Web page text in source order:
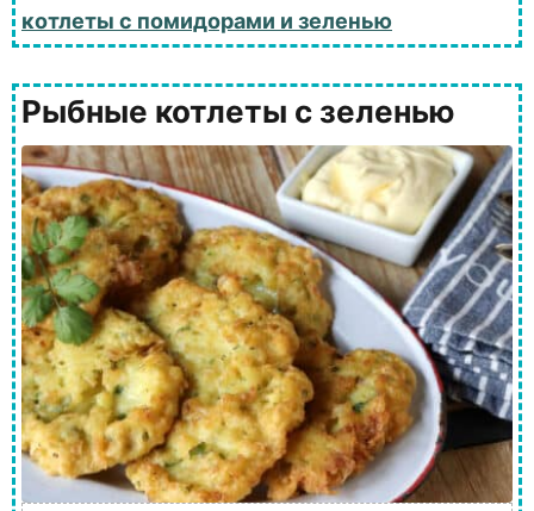
котлеты с помидорами и зеленью
Рыбные котлеты с зеленью